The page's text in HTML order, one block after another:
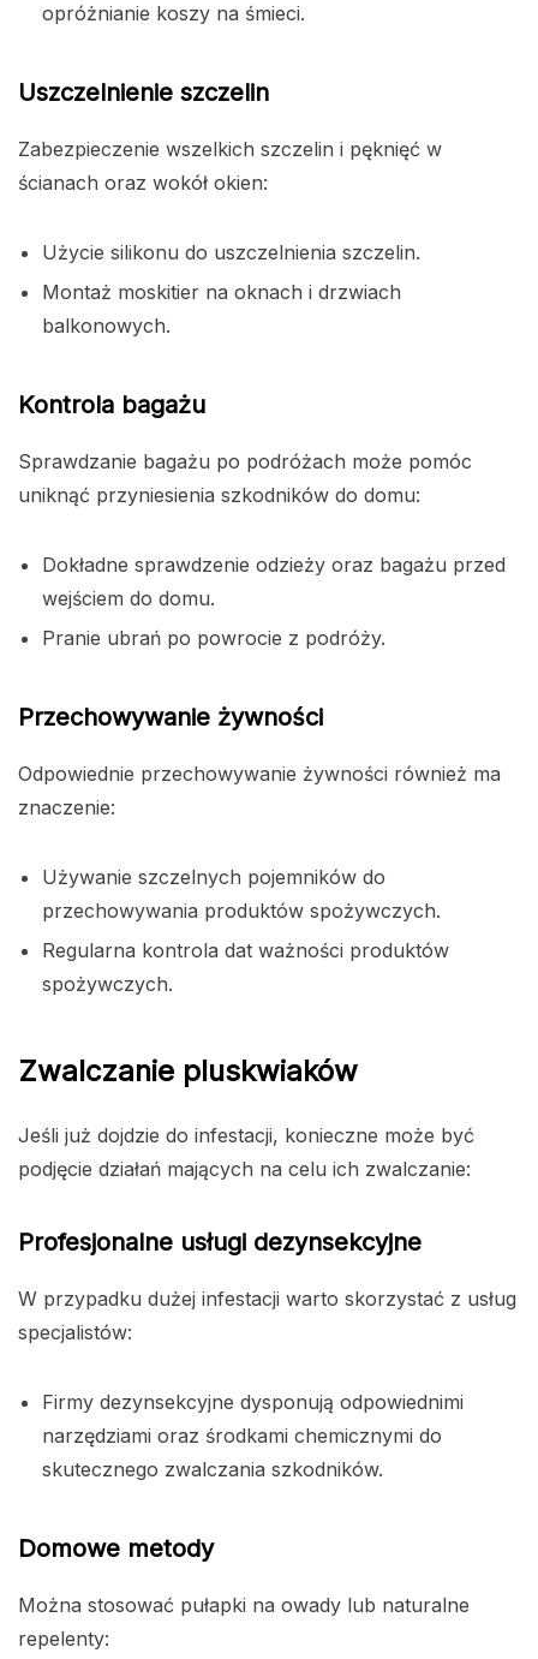
opróżnianie koszy na śmieci.
Uszczelnienie szczelin
Zabezpieczenie wszelkich szczelin i pęknięć w
ścianach oraz wokół okien:
Użycie silikonu do uszczelnienia szczelin.
Montaż moskitier na oknach i drzwiach
balkonowych.
Kontrola bagażu
Sprawdzanie bagażu po podróżach może pomóc
uniknąć przyniesienia szkodników do domu:
Dokładne sprawdzenie odzieży oraz bagażu przed
wejściem do domu.
Pranie ubrań po powrocie z podróży.
Przechowywanie żywności
Odpowiednie przechowywanie żywności również ma
znaczenie:
Używanie szczelnych pojemników do
przechowywania produktów spożywczych.
Regularna kontrola dat ważności produktów
spożywczych.
Zwalczanie pluskwiaków
Jeśli już dojdzie do infestacji, konieczne może być
podjęcie działań mających na celu ich zwalczanie:
Profesjonalne usługi dezynsekcyjne
W przypadku dużej infestacji warto skorzystać z usług
specjalistów:
Firmy dezynsekcyjne dysponują odpowiednimi
narzędziami oraz środkami chemicznymi do
skutecznego zwalczania szkodników.
Domowe metody
Można stosować pułapki na owady lub naturalne
repelenty: